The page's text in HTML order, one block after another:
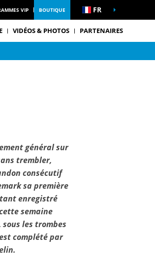
VIP BOUTIQUE FR
VIDÉOS & PHOTOS PARTENAIRES
général sur
trembler,
consécutif
sa première
enregistré
semaine
les trombes
complété par